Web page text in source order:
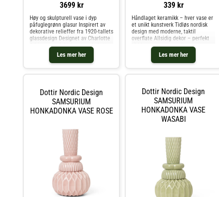
3699 kr
Les mer her
Høy og skulpturell vase i dyp
påfuglegrønn glasur Inspirert av
dekorative relieffer fra 1920-tallets
glassdesign Designet av Charlotte
Adrian – perfekt for store buketter
og grener Samsurium Towerbell
vase i fargen Peacock fra Dottir
Nordic Design e
339 kr
Les mer her
Håndlaget keramikk – hver vase er
et unikt kunstverk Tidløs nordisk
design med moderne, taktil
overflate Allsidig dekor – perfekt
til blomster, grener eller som
skulptur Gi hjemmet ditt et løft
med Pipanella Dot Big Vase fra
Dottir Nordic Design –
Dottir Nordic Design
SAMSURIUM
HONKADONKA VASE ROSE
Dottir Nordic Design
SAMSURIUM
HONKADONKA VASE
WASABI